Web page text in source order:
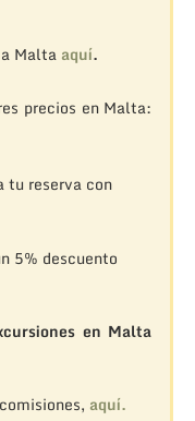
Malta aquí.
precios en Malta:
tu reserva con
5% descuento
en Malta
aquí.